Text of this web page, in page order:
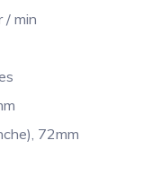
/ min
72mm